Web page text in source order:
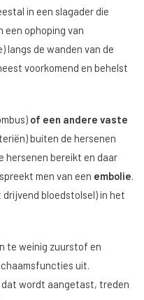
in een slagader die
een ophoping van
de wanden van de
voorkomend en behelst
of een andere vaste
buiten de hersenen
hersenen bereikt en daar
men van een embolie.
bloedstolsel) in het
te weinig zuurstof en
uit.
wordt aangetast, treden